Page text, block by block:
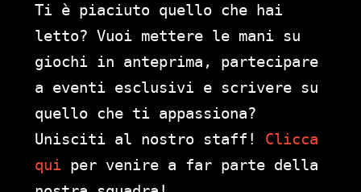
Ti è piaciuto quello che hai
letto? Vuoi mettere le mani su
giochi in anteprima, partecipare
a eventi esclusivi e scrivere su
quello che ti appassiona?
Unisciti al nostro staff! Clicca
qui per venire a far parte della